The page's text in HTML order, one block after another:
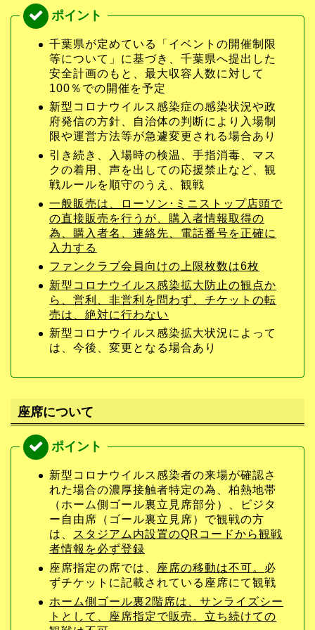
千葉県が定めている「イベントの開催制限
等について」に基づき、千葉県へ提出した
安全計画のもと、最大収容人数に対して
100％での開催を予定
新型コロナウイルス感染症の感染状況や政
府発信の方針、自治体の判断により入場制
限や運営方法等が急遽変更される場合あり
引き続き、入場時の検温、手指消毒、マス
クの着用、声を出しての応援禁止など、観
戦ルールを順守のうえ、観戦
一般販売は、ローソン･ミニストップ店頭で
の直接販売を行うが、購入者情報取得の
為、購入者名、連絡先、電話番号を正確に
入力する
ファンクラブ会員向けの上限枚数は6枚
新型コロナウイルス感染拡大防止の観点か
ら、営利、非営利を問わず、チケットの転
売は、絶対に行わない
新型コロナウイルス感染拡大状況によって
は、今後、変更となる場合あり
座席について
新型コロナウイルス感染者の来場が確認さ
れた場合の濃厚接触者特定の為、柏熱地帯
（ホーム側ゴール裏立見席部分）、ビジタ
ー自由席（ゴール裏立見席）で観戦の方
は、
スタジアム内設置のQRコードから観戦
者情報を必ず登録
座席指定の席では、
座席の移動は不可。 必
ずチケットに記載されている座席にて観戦
ホーム側ゴール裏2階席は、サンライズシー
トとして、座席指定で販売。 立ち続けての